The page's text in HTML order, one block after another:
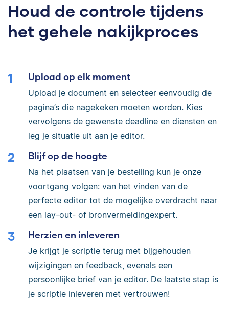
Houd de controle tijdens
het gehele nakijkproces
Upload op elk moment
Upload je document en selecteer eenvoudig de
pagina’s die nagekeken moeten worden. Kies
vervolgens de gewenste deadline en diensten en
leg je situatie uit aan je editor.
Blijf op de hoogte
Na het plaatsen van je bestelling kun je onze
voortgang volgen: van het vinden van de
perfecte editor tot de mogelijke overdracht naar
een lay-out- of bronvermeldingexpert.
Herzien en inleveren
Je krijgt je scriptie terug met bijgehouden
wijzigingen en feedback, evenals een
persoonlijke brief van je editor. De laatste stap is
je scriptie inleveren met vertrouwen!